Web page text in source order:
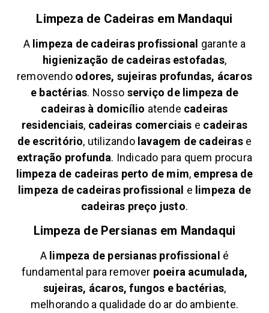
Limpeza de Cadeiras em Mandaqui
A limpeza de cadeiras profissional garante a
higienização de cadeiras estofadas,
removendoodores, sujeiras profundas, ácaros
e bactérias. Nosso serviço de limpeza de
cadeiras à domicílio atende cadeiras
residenciais, cadeiras comerciais e cadeiras
de escritório, utilizando lavagem de cadeirase
extração profunda. Indicado para quem procura
limpeza de cadeiras perto de mim, empresa de
limpeza de cadeiras profissional e limpeza de
cadeiras preço justo.
Limpeza de Persianas em Mandaqui
A limpeza de persianas profissional é
fundamental para remover poeira acumulada,
sujeiras, ácaros, fungos e bactérias,
melhorando a qualidade do ar do ambiente.